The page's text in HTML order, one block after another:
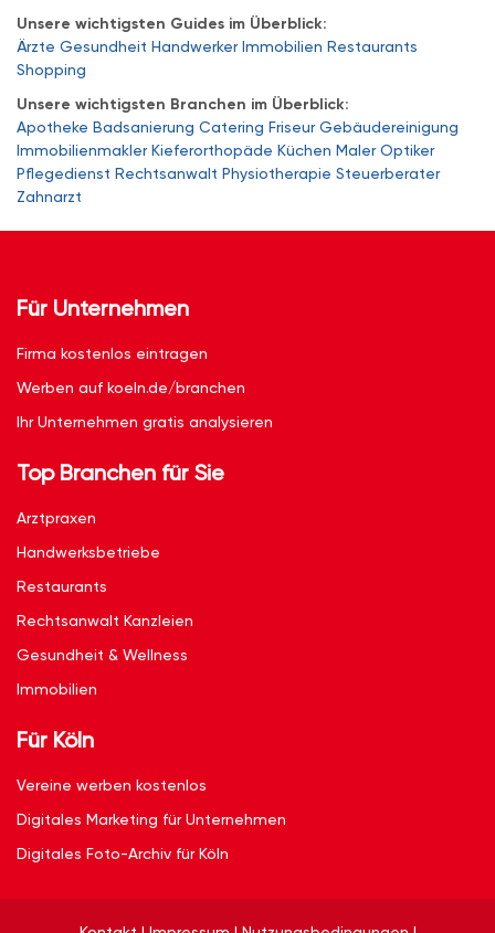
Unsere wichtigsten Guides im Überblick:
Ärzte Gesundheit Handwerker Immobilien Restaurants
Shopping
Unsere wichtigsten Branchen im Überblick:
Apotheke Badsanierung Catering Friseur Gebäudereinigung
Immobilienmakler Kieferorthopäde Küchen Maler Optiker
Pflegedienst Rechtsanwalt Physiotherapie Steuerberater
Zahnarzt
Für Unternehmen
Firma kostenlos eintragen
Werben auf koeln.de/branchen
Ihr Unternehmen gratis analysieren
Top Branchen für Sie
Arztpraxen
Handwerksbetriebe
Restaurants
Rechtsanwalt Kanzleien
Gesundheit & Wellness
Immobilien
Für Köln
Vereine werben kostenlos
Digitales Marketing für Unternehmen
Digitales Foto-Archiv für Köln